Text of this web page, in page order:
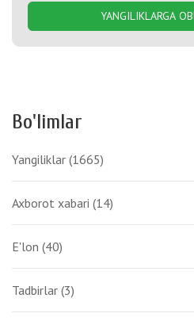
YANGILIKLARGA
Bo'limlar
Yangiliklar (1665)
Axborot xabari (14)
E'lon (40)
Tadbirlar (3)